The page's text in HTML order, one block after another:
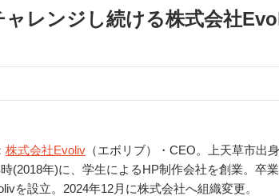
レンジし続ける株式会社
株式会社Evoliv （エボリブ）・CEO。上天草市出
(2018年)に、学生によるHP制作会社を創業。卒
を設立。2024年12月に株式会社へ組織変更。